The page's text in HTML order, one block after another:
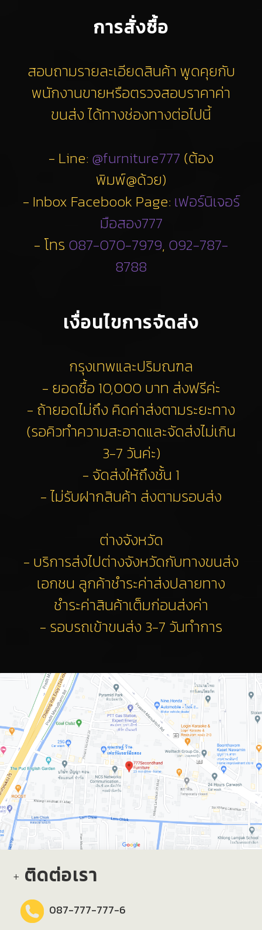
การสั่งซื้อ
สอบถามรายละเอียดสินค้า พูดคุยกับ
พนักงานขายหรือตรวจสอบราคาค่า
ขนส่ง ได้ทางช่องทางต่อไปนี้
- Line: @furniture777 (ต้อง
พิมพ์@ด้วย)
- Inbox Facebook Page: เฟอร์นิเจอร์
มือสอง777
- โทร 087-070-7979, 092-787-
8788
เงื่อนไขการจัดส่ง
กรุงเทพและปริมณฑล
- ยอดซื้อ 10,000 บาท ส่งฟรีค่ะ
- ถ้ายอดไม่ถึง คิดค่าส่งตามระยะทาง
(รอคิวทำความสะอาดและจัดส่งไม่เกิน
3-7 วันค่ะ)
- จัดส่งให้ถึงชั้น 1
- ไม่รับฝากสินค้า ส่งตามรอบส่ง
ต่างจังหวัด
- บริการส่งไปต่างจังหวัดกับทางขนส่ง
เอกชน ลูกค้าชำระค่าส่งปลายทาง
ชำระค่าสินค้าเต็มก่อนส่งค่า
- รอบรถเข้าขนส่ง 3-7 วันทำการ
ติดต่อเรา
087-777-777-6